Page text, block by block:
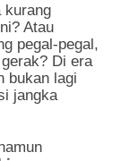
kurang
Atau
pegal-pegal,
Di era
bukan lagi
jangka